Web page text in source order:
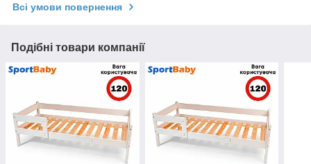
Всі умови повернення
Подібні товари компанії